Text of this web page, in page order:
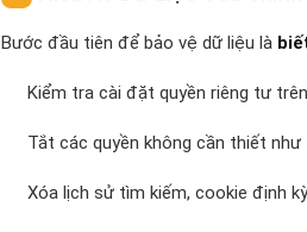
Bước đầu tiên để bảo vệ dữ liệu là
Kiểm tra cài đặt quyền riêng tư
Tắt các quyền không cần thiết như
Xóa lịch sử tìm kiếm, cookie định